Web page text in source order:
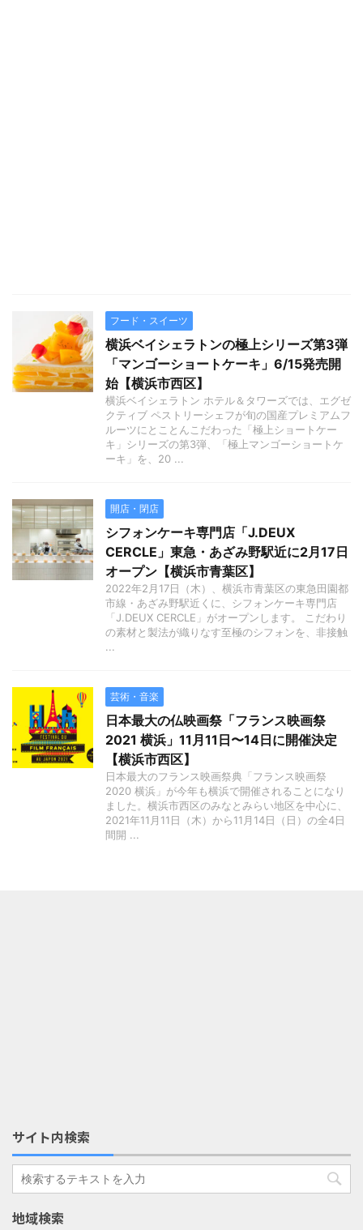
フード・スイーツ
横浜ベイシェラトンの極上シリーズ第3弾
「マンゴーショートケーキ」6/15発売開
始【横浜市西区】
横浜ベイシェラトン ホテル＆タワーズでは、エグゼ
クティブ ペストリーシェフが旬の国産プレミアムフ
ルーツにとことんこだわった「極上ショートケー
キ」シリーズの第3弾、「極上マンゴーショートケ
ーキ」を、20 ...
開店・閉店
シフォンケーキ専門店「J.DEUX
CERCLE」東急・あざみ野駅近に2月17日
オープン【横浜市青葉区】
2022年2月17日（木）、横浜市青葉区の東急田園都
市線・あざみ野駅近くに、シフォンケーキ専門店
「J.DEUX CERCLE」がオープンします。 こだわり
の素材と製法が織りなす至極のシフォンを、非接触
...
芸術・音楽
日本最大の仏映画祭「フランス映画祭
2021 横浜」11月11日〜14日に開催決定
【横浜市西区】
日本最大のフランス映画祭典「フランス映画祭
2020 横浜」が今年も横浜で開催されることになり
ました。横浜市西区のみなとみらい地区を中心に、
2021年11月11日（木）から11月14日（日）の全4日
間開 ...
サイト内検索
地域検索